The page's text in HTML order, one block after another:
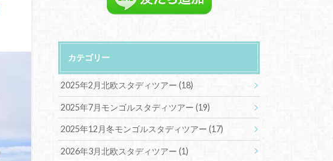
カテゴリー
2025年2月北欧スタディツアー(18)
2025年7月モンゴルスタディツアー(19)
2025年12月冬モンゴルスタディツアー(17)
2026年3月北欧スタディツアー(1)